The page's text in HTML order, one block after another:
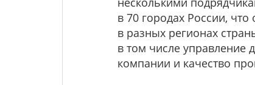
в 70 городах России,
в разных регионах
в том числе управление
компании и качество